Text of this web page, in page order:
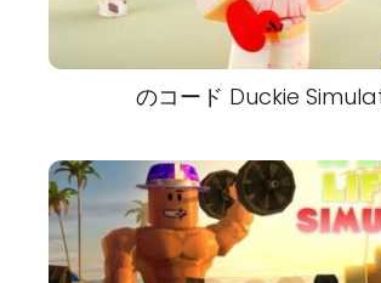
のコード Duckie